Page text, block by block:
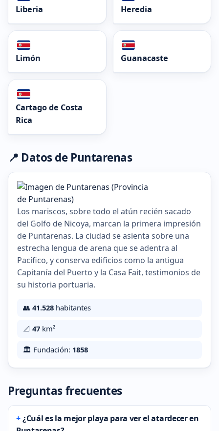
Liberia Heredia
Limón Guanacaste
Cartago de Costa
Rica
📍 Datos de Puntarenas
Los mariscos, sobre todo el atún recién sacado
del Golfo de Nicoya, marcan la primera impresión
de Puntarenas. La ciudad se asienta sobre una
estrecha lengua de arena que se adentra al
Pacífico, y conserva edificios como la antigua
Capitanía del Puerto y la Casa Fait, testimonios de
su historia portuaria.
👥 41.528 habitantes
📐 47 km²
🏛️ Fundación: 1858
Preguntas frecuentes
¿Cuál es la mejor playa para ver el atardecer en